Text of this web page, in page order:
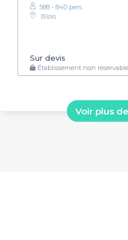
588 - 840 pers.
Blois
Sur devis
Établissement non réservable
Voir plus